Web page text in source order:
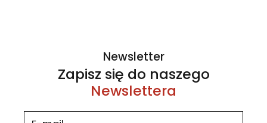
Newsletter
Zapisz się do naszego
Newslettera